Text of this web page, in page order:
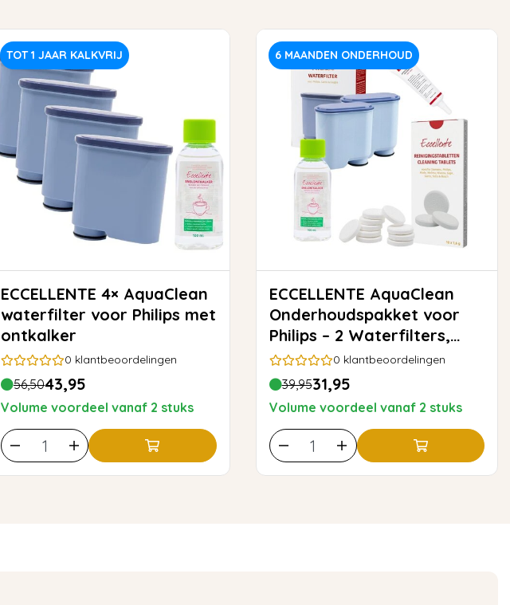
TOT 1 JAAR KALKVRIJ
ECCELLENTE 4× AquaClean
waterfilter voor Philips met
ontkalker
0 klantbeoordelingen
56,5043,95
Volume voordeel vanaf 2 stuks
6 MAANDEN ONDERHOUD
ECCELLENTE AquaClean
Onderhoudspakket voor
Philips – 2 Waterfilters,
Ontkalker & Reiniging
0 klantbeoordelingen
39,9531,95
Volume voordeel vanaf 2 stuks